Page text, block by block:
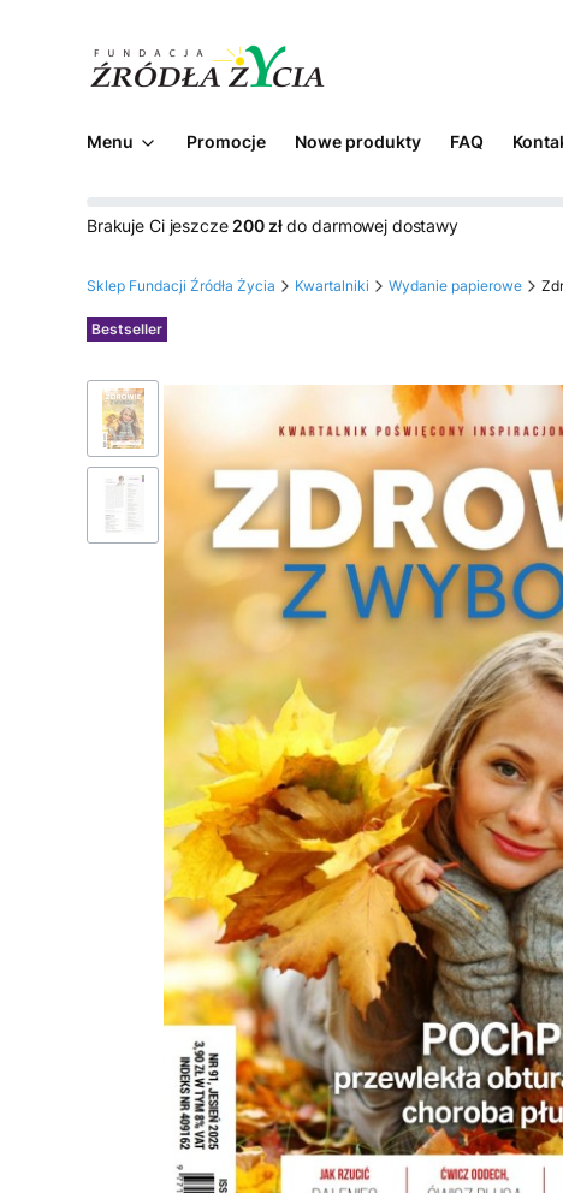
Menu Promocje Nowe produkty FAQ
Brakuje Ci jeszcze 200 złdo darmowej dostawy
Sklep Fundacji Źródła Życia Kwartalniki Wydanie papierowe
Etykiety
Bestseller